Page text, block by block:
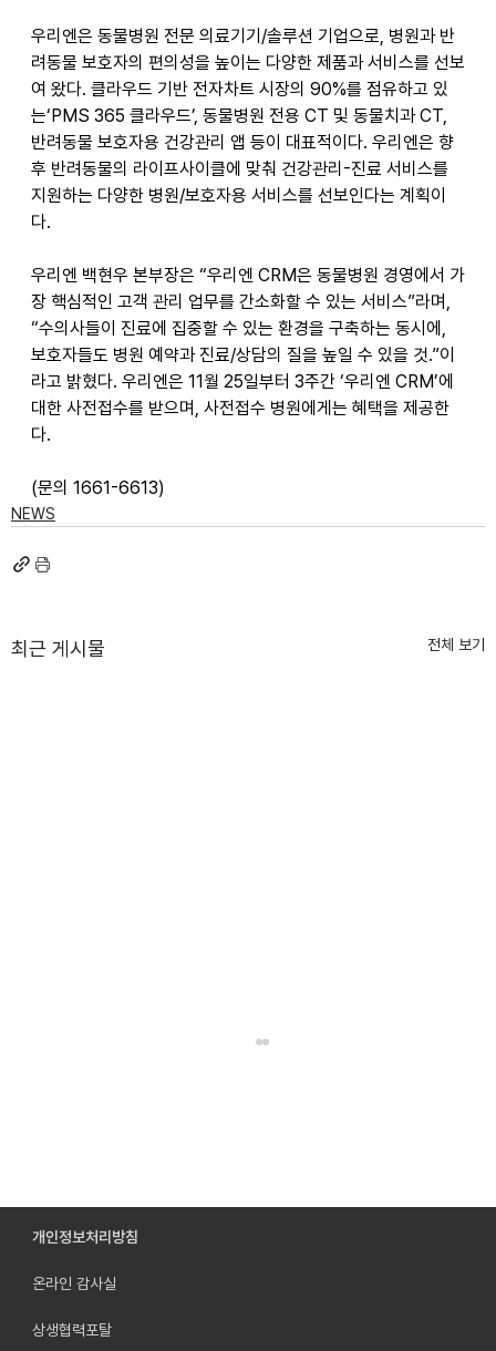
우리엔은 동물병원 전문 의료기기/솔루션 기업으로, 병원과 반
려동물 보호자의 편의성을 높이는 다양한 제품과 서비스를 선보
여 왔다. 클라우드 기반 전자차트 시장의 90%를 점유하고 있
는‘PMS 365 클라우드’, 동물병원 전용 CT 및 동물치과 CT,
반려동물 보호자용 건강관리 앱 등이 대표적이다. 우리엔은 향
후 반려동물의 라이프사이클에 맞춰 건강관리-진료 서비스를
지원하는 다양한 병원/보호자용 서비스를 선보인다는 계획이
다.
우리엔 백현우 본부장은 “우리엔 CRM은 동물병원 경영에서 가
장 핵심적인 고객 관리 업무를 간소화할 수 있는 서비스”라며,
“수의사들이 진료에 집중할 수 있는 환경을 구축하는 동시에,
보호자들도 병원 예약과 진료/상담의 질을 높일 수 있을 것.”이
라고 밝혔다. 우리엔은 11월 25일부터 3주간 ‘우리엔 CRM’에
대한 사전접수를 받으며, 사전접수 병원에게는 혜택을 제공한
다.
(문의 1661-6613)
NEWS
최근 게시물 전체 보기
상기술 SHINE 선보여
개인정보처리방침
온라인 감사실
상생협력포탈